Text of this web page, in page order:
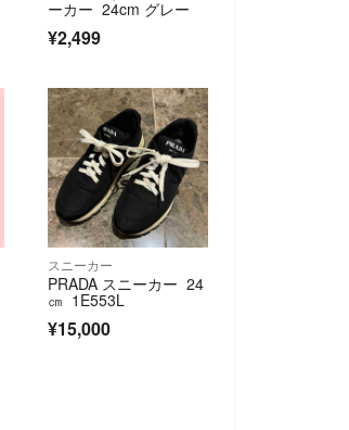
ーカー 24cm グレー
¥2,499
スニーカー
PRADA スニーカー 24
㎝ 1E553L
¥15,000